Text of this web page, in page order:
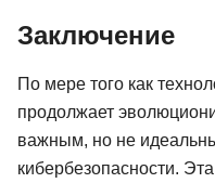
Заключение
По мере того как
продолжает
важным, но не
кибербезопасности.